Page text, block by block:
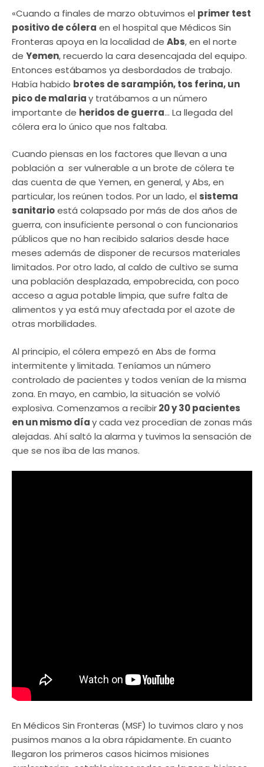
«Cuando a finales de marzo obtuvimos el primer test
positivo de cólera en el hospital que Médicos Sin
Fronteras apoya en la localidad de Abs, en el norte
de Yemen, recuerdo la cara desencajada del equipo.
Entonces estábamos ya desbordados de trabajo.
Había habido brotes de sarampión, tos ferina, un
pico de malariay tratábamos a un número
importante de heridos de guerra… La llegada del
cólera era lo único que nos faltaba.
Cuando piensas en los factores que llevan a una
población a ser vulnerable a un brote de cólera te
das cuenta de que Yemen, en general, y Abs, en
particular, los reúnen todos. Por un lado, el sistema
sanitarioestá colapsado por más de dos años de
guerra, con insuficiente personal o con funcionarios
públicos que no han recibido salarios desde hace
meses además de disponer de recursos materiales
limitados. Por otro lado, al caldo de cultivo se suma
una población desplazada, empobrecida, con poco
acceso a agua potable limpia, que sufre falta de
alimentos y ya está muy afectada por el azote de
otras morbilidades.
Al principio, el cólera empezó en Abs de forma
intermitente y limitada. Teníamos un número
controlado de pacientes y todos venían de la misma
zona. En mayo, en cambio, la situación se volvió
explosiva. Comenzamos a recibir20 y 30 pacientes
en un mismo díay cada vez procedían de zonas más
alejadas. Ahí saltó la alarma y tuvimos la sensación de
que se nos iba de las manos.
En Médicos Sin Fronteras (MSF) lo tuvimos claro y nos
pusimos manos a la obra rápidamente. En cuanto
llegaron los primeros casos hicimos misiones